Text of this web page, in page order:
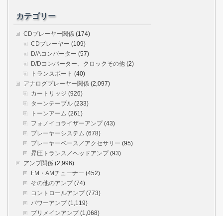
カテゴリー
CDプレーヤー関係 (174)
CDプレーヤー (109)
D/Aコンバーター (57)
D/Dコンバーター、クロックその他 (2)
トランスボート (40)
アナログプレーヤー関係 (2,097)
カートリッジ (926)
ターンテーブル (233)
トーンアーム (261)
フォノイコライザーアンプ(43)
プレーヤーシステム (678)
プレーヤーベース／アクセサリー (95)
昇圧トランス／ヘッドアンプ(93)
アンプ関係 (2,996)
FM・AMチューナー (452)
その他のアンプ(74)
コントロールアンプ(773)
パワーアンプ(1,119)
プリメインアンプ(1,068)